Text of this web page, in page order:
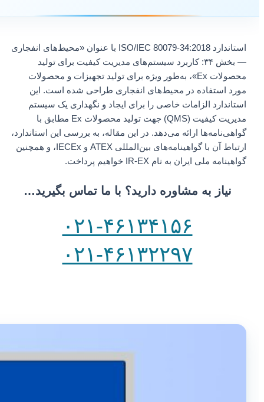
استاندارد ISO/IEC 80079-34:2018 با عنوان «محیط‌های انفجاری
— بخش ۳۴: کاربرد سیستم‌های مدیریت کیفیت برای تولید
محصولات Ex»، به‌طور ویژه برای تولید تجهیزات و محصولات
مورد استفاده در محیط‌های انفجاری طراحی شده است. این
استاندارد الزامات خاصی را برای ایجاد و نگهداری یک سیستم
مدیریت کیفیت (QMS) جهت تولید محصولات Ex مطابق با
گواهی‌نامه‌ها ارائه می‌دهد. در این مقاله، به بررسی این استاندارد،
ارتباط آن با گواهینامه‌های بین‌المللی ATEX و IECEx، و همچنین
گواهینامه ملی ایران به نام IR-EX خواهیم پرداخت.
نیاز به مشاوره دارید؟ با ما تماس بگیرید…
۰۲۱-۴۶۱۳۴۱۵۶
۰۲۱-۴۶۱۳۲۲۹۷